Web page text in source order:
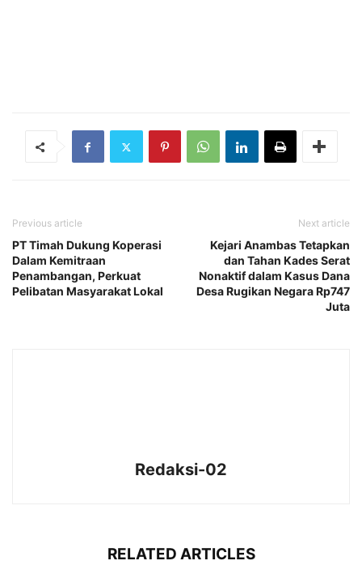
Previous article
PT Timah Dukung Koperasi
Dalam Kemitraan
Penambangan, Perkuat
Pelibatan Masyarakat Lokal
Next article
Kejari Anambas Tetapkan
dan Tahan Kades Serat
Nonaktif dalam Kasus Dana
Desa Rugikan Negara Rp747
Juta
Redaksi-02
RELATED ARTICLES